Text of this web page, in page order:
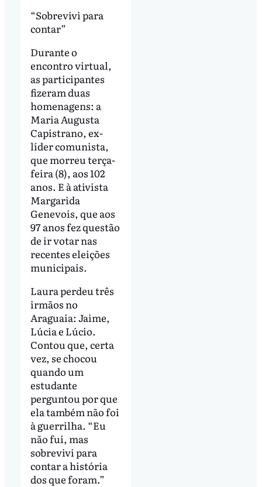
“Sobrevivi para
contar”
Durante o
encontro virtual,
as participantes
fizeram duas
homenagens: a
Maria Augusta
Capistrano, ex-
líder comunista,
que morreu terça-
feira (8), aos 102
anos. E à ativista
Margarida
Genevois, que aos
97 anos fez questão
de ir votar nas
recentes eleições
municipais.
Laura perdeu três
irmãos no
Araguaia: Jaime,
Lúcia e Lúcio.
Contou que, certa
vez, se chocou
quando um
estudante
perguntou por que
ela também não foi
à guerrilha. “Eu
não fui, mas
sobrevivi para
contar a história
dos que foram.”